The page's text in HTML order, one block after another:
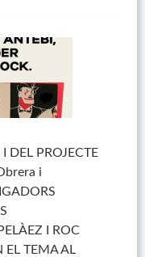
DEL PROJECTE
i
I ROC
EL TEMA AL